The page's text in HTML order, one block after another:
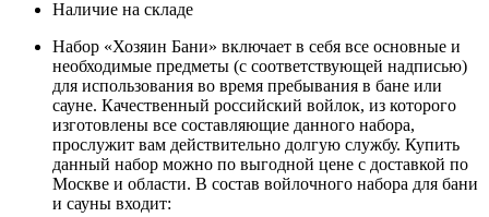
Наличие на складе
Набор «Хозяин Бани» включает в себя все основные и
необходимые предметы (с соответствующей надписью)
для использования во время пребывания в бане или
сауне. Качественный российский войлок, из которого
изготовлены все составляющие данного набора,
прослужит вам действительно долгую службу. Купить
данный набор можно по выгодной цене с доставкой по
Москве и области. В состав войлочного набора для бани
и сауны входит: